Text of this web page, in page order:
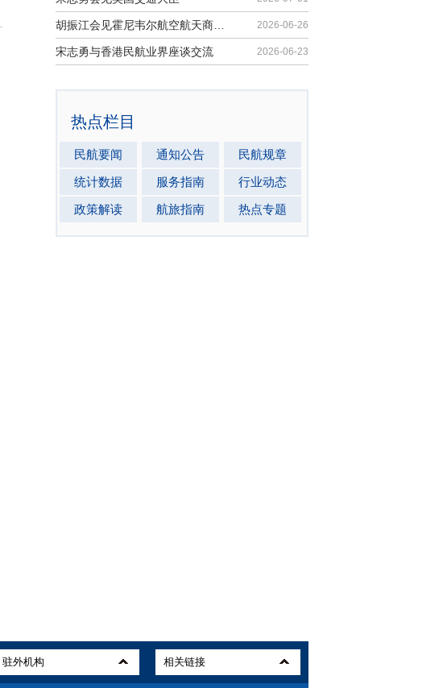
2026-06-26
宋志勇与香港民航业界座谈交流 2026-06-23
热点栏目
民航要闻 通知公告
民航规章
统计数据
服务指南
行业动态
政策解读
航旅指南 热点专题